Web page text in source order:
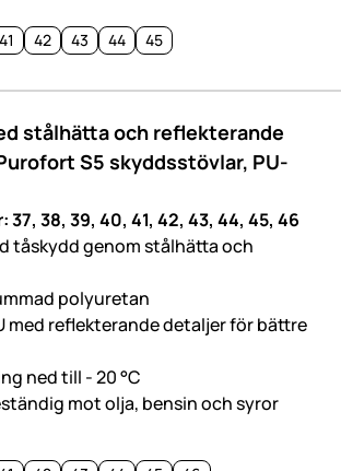
41 42 43 44 45
stålhätta och reflekterande
S5 skyddsstövlar, PU-
38, 39, 40, 41, 42, 43, 44, 45, 46
tåskydd genom stålhätta och
polyuretan
med reflekterande detaljer för bättre
ned till - 20 °C
mot olja, bensin och syror